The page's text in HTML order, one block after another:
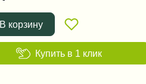
В корзину
Купить в 1 клик